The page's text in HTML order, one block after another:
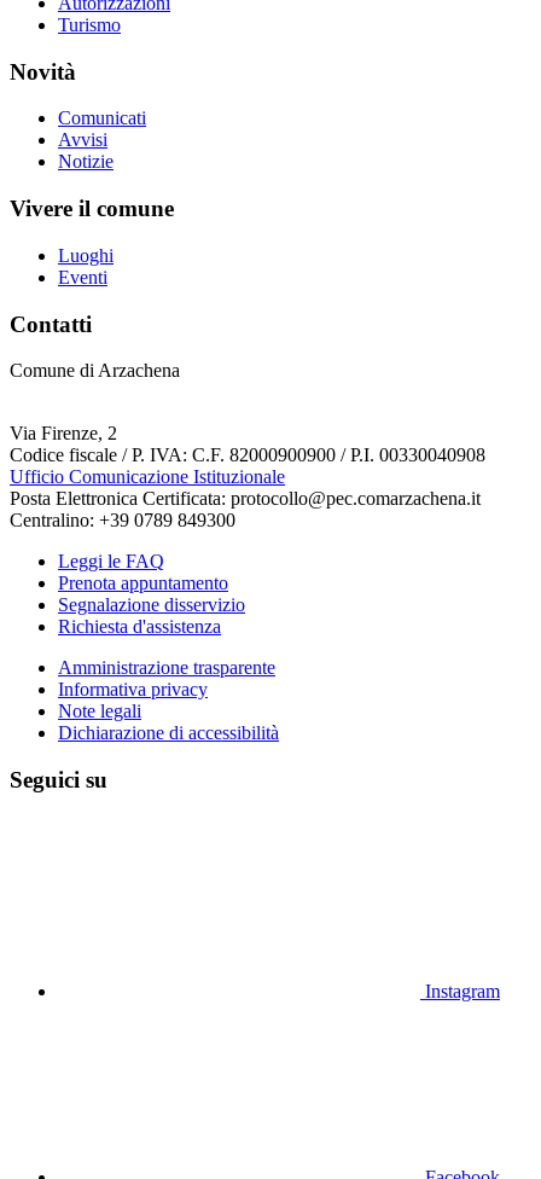
Turismo
Novità
Comunicati
Avvisi
Notizie
Vivere il comune
Luoghi
Eventi
Contatti
Comune di Arzachena
Via Firenze, 2
Codice fiscale / P. IVA: C.F. 82000900900 / P.I. 00330040908
Ufficio Comunicazione Istituzionale
Posta Elettronica Certificata: protocollo@pec.comarzachena.it
Centralino: +39 0789 849300
Leggi le FAQ
Prenota appuntamento
Segnalazione disservizio
Richiesta d'assistenza
Amministrazione trasparente
Informativa privacy
Note legali
Dichiarazione di accessibilità
Seguici su
Instagram